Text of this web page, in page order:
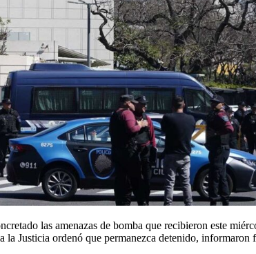
las amenazas de bomba que recibieron este
la Justicia ordenó que permanezca detenido, informaron